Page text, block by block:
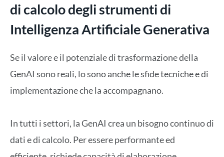
di calcolo degli strumenti di
Intelligenza Artificiale Generativa
Se il valore e il potenziale di trasformazione della
GenAI sono reali, lo sono anche le sfide tecniche e di
implementazione che la accompagnano.
In tutti i settori, la GenAI crea un bisogno continuo di
dati e di calcolo. Per essere performante ed